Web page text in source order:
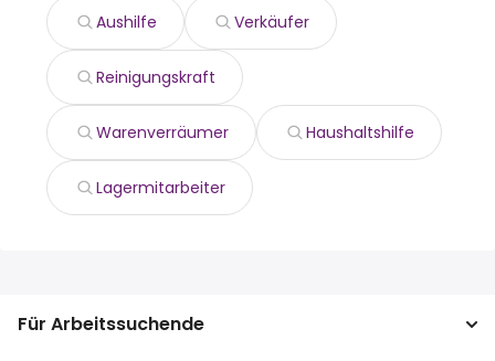
Aushilfe Verkäufer
Reinigungskraft
Warenverräumer Haushaltshilfe
Lagermitarbeiter
Für Arbeitssuchende